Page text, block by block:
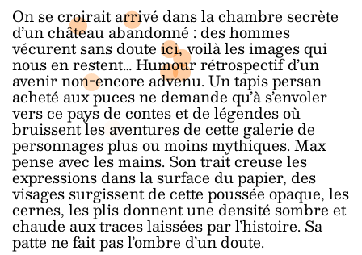
On se croirait arrivé dans la chambre secrète
d’un château abandonné : des hommes
vécurent sans doute ici, voilà les images qui
nous en restent… Humour rétrospectif d’un
avenir non-encore advenu. Un tapis persan
acheté aux puces ne demande qu’à s’envoler
vers ce pays de contes et de légendes où
bruissent les aventures de cette galerie de
personnages plus ou moins mythiques. Max
pense avec les mains. Son trait creuse les
expressions dans la surface du papier, des
visages surgissent de cette poussée opaque, les
cernes, les plis donnent une densité sombre et
chaude aux traces laissées par l’histoire. Sa
patte ne fait pas l’ombre d’un doute.